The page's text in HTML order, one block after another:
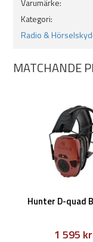
Lyssningslägen:
Garanti: 2 år
Varumärke:
Kategori:
Radio &
MATCHANDE
Hunter D-quad
1 595 kr